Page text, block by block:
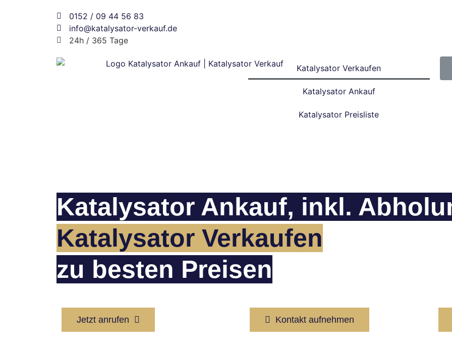
0152 / 09 44 56 83
info@katalysator-verkauf.de
24h / 365 Tage
Katalysator Verkaufen
Katalysator Ankauf
Katalysator Preisliste
Katalysator Ankauf, inkl.
Katalysator Verkaufen
zu besten Preisen
Jetzt anrufen Kontakt aufnehmen